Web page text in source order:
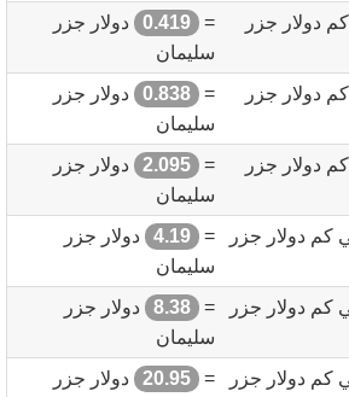
دولار جزر
=
0.419
دولار جزر
سليمان
دولار جزر
=
0.838
دولار جزر
سليمان
دولار جزر
=
2.095
دولار جزر
سليمان
كم دولار جزر
=
4.19
دولار جزر
سليمان
كم دولار جزر
=
8.38
دولار جزر
سليمان
كم دولار جزر
=
20.95
دولار جزر